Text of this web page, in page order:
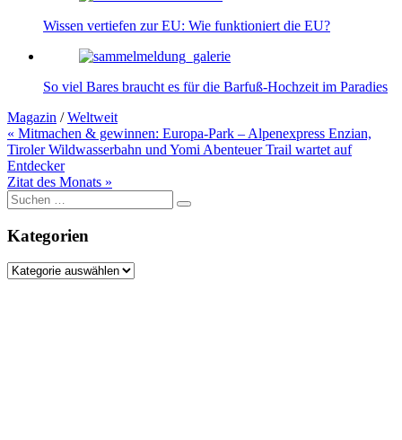
Wissen vertiefen zur EU: Wie funktioniert die EU?
So viel Bares braucht es für die Barfuß-Hochzeit im Paradies
Magazin /Weltweit
Beitragsnavigation
« Mitmachen & gewinnen: Europa-Park – Alpenexpress Enzian,
Tiroler Wildwasserbahn und Yomi Abenteuer Trail wartet auf
Entdecker
Zitat des Monats »
Suche
nach:
Kategorien
Kategorien